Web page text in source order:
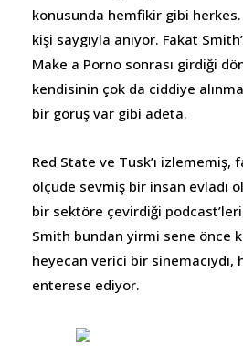
konusunda hemfikir gibi
kişi saygıyla anıyor. Fakat
Make a Porno sonrası girdiği
kendisinin çok da ciddiye
bir görüş var gibi adeta.
Red State ve Tusk’ı
ölçüde sevmiş bir insan evladı
bir sektöre çevirdiği
Smith bundan yirmi sene önce
heyecan verici bir
enterese ediyor.